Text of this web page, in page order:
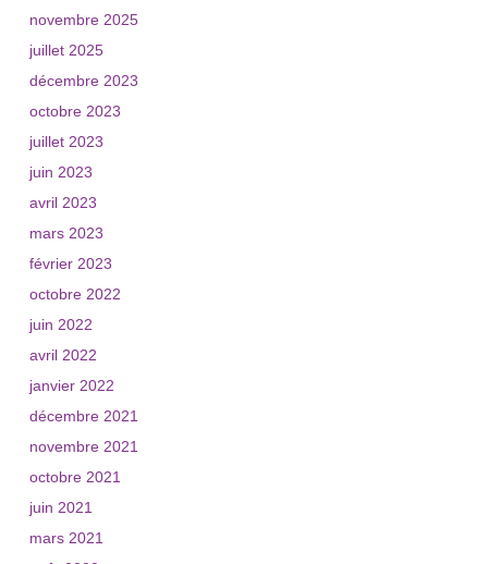
novembre 2025
juillet 2025
décembre 2023
octobre 2023
juillet 2023
juin 2023
avril 2023
mars 2023
février 2023
octobre 2022
juin 2022
avril 2022
janvier 2022
décembre 2021
novembre 2021
octobre 2021
juin 2021
mars 2021